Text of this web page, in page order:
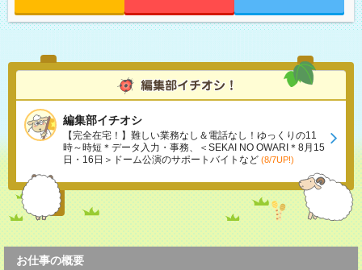
編集部イチオシ
【完全在宅！】難しい業務なし＆電話なし！ゆっくりの11
時～時短＊データ入力・事務、＜SEKAI NO OWARI＊8月15
日・16日＞ドーム公演のサポートバイトなど (8/7UP!)
お仕事の概要